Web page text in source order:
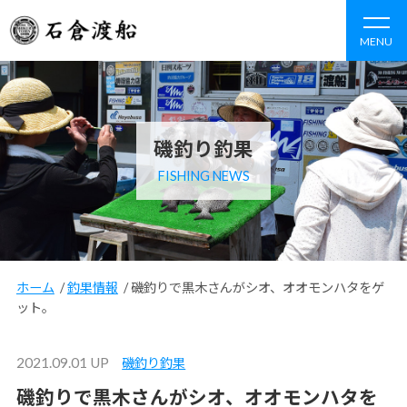
MENU
磯釣り釣果
FISHING NEWS
ホーム /釣果情報 /磯釣りで黒木さんがシオ、オオモンハタをゲ
ット。
2021.09.01 UP 磯釣り釣果
磯釣りで黒木さんがシオ、オオモンハタを